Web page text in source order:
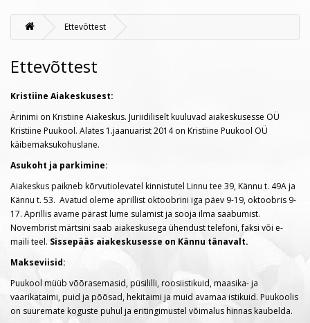
Ettevõttest
Ettevõttest
Kristiine Aiakeskusest:
Ärinimi on Kristiine Aiakeskus. Juriidiliselt kuuluvad aiakeskusesse OÜ
Kristiine Puukool. Alates 1.jaanuarist 2014 on Kristiine Puukool OÜ
käibemaksukohuslane.
Asukoht ja parkimine:
Aiakeskus paikneb kõrvutiolevatel kinnistutel Linnu tee 39, Kännu t. 49A ja
Kännu t. 53. Avatud oleme aprillist oktoobrini iga päev 9-19, oktoobris 9-
17. Aprillis avame pärast lume sulamist ja sooja ilma saabumist.
Novembrist märtsini saab aiakeskusega ühendust telefoni, faksi või e-
maili teel. Sissepääs aiakeskusesse on Kännu tänavalt.
Makseviisid:
Puukool müüb võõrasemasid, püsililli, roosiistikuid, maasika- ja
vaarikataimi, puid ja põõsad, hekitaimi ja muid avamaa istikuid. Puukoolis
on suuremate koguste puhul ja eritingimustel võimalus hinnas kaubelda.